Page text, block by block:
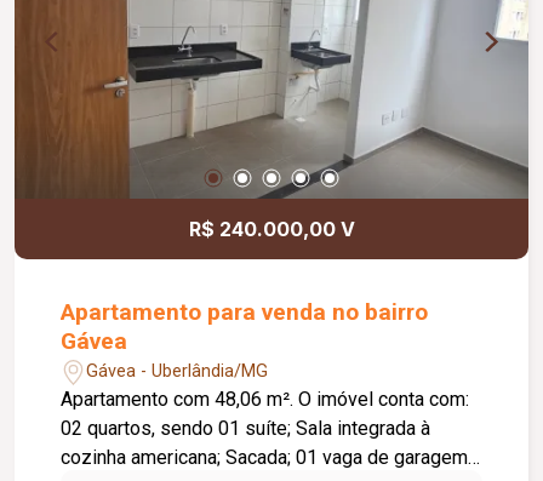
R$ 240.000,00 V
Apartamento para venda no bairro
Gávea
Gávea - Uberlândia/MG
Apartamento com 48,06 m². O imóvel conta com:
02 quartos, sendo 01 suíte; Sala integrada à
cozinha americana; Sacada; 01 vaga de garagem;